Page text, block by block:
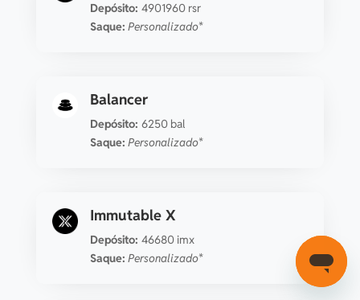
Depósito: 4901960 rsr
Saque: Personalizado*
Balancer
Depósito: 6250 bal
Saque: Personalizado*
Immutable X
Depósito: 46680 imx
Saque: Personalizado*